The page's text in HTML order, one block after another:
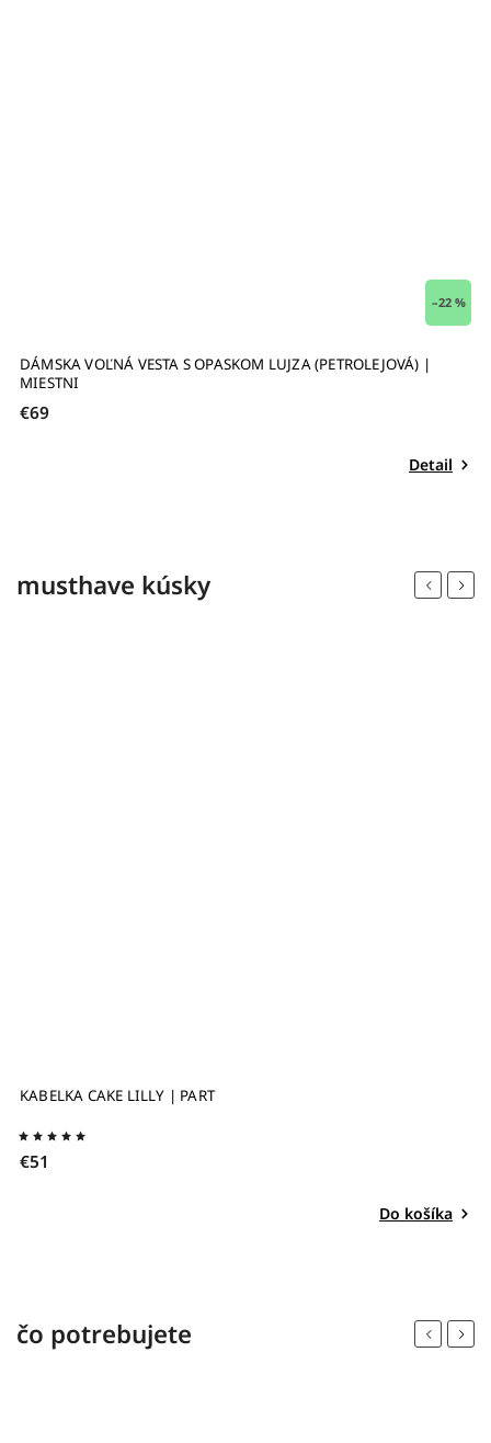
–22 %
VOĽNÉ TEPLÁKOVÉ ŠATY S OPASKOM SANDRA (PETROLEJOVÉ) |
MIESTNI
€69
Detail
musthave kúsky Previous
KABELKA CAKE JAPAN | PART
€51
Next
čo potrebujete Previous
Next